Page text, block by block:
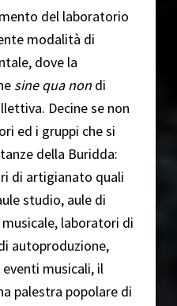
del laboratorio
modalità di
dove la
sine qua nondi
Decine se non
ed i gruppi che si
della Buridda:
di artigianato quali
studio, aule di
laboratori di
autoproduzione,
musicali, il
palestra popolare di